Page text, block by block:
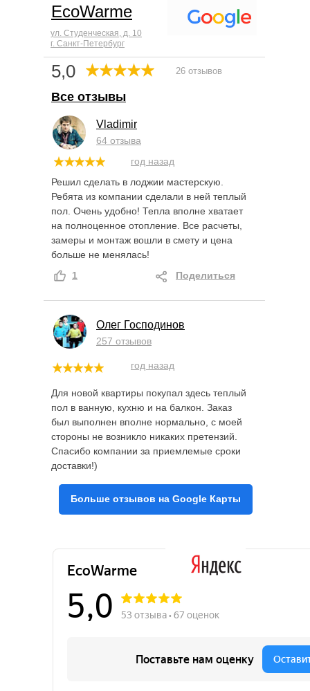
5,0 26 отзывов
ул. Студенческая, д. 10
г. Санкт-Петербург
EcoWarme
год назад
Vladimir
64 отзыва
Все отзывы
Решил сделать в лоджии мастерскую.
Ребята из компании сделали в ней теплый
пол. Очень удобно! Тепла вполне хватает
на полноценное отопление. Все расчеты,
замеры и монтаж вошли в смету и цена
больше не менялась!
1
Поделиться
год назад
Олег Господинов
257 отзывов
Для новой квартиры покупал здесь теплый
пол в ванную, кухню и на балкон. Заказ
был выполнен вполне нормально, с моей
стороны не возникло никаких претензий.
Спасибо компании за приемлемые сроки
доставки!)
Больше отзывов на Google Карты